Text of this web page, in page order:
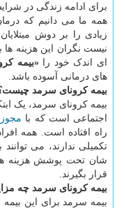
برای ادامه زندگی در
همه ما می دانیم که
نیست نگران این هزینه ها
ای اندک خود را «بیمه
های درمانی آسوده باشد.
بیمه کرونای سرمد
بیمه کرونای سرمد، یک
اجتماعی است که با مجوز
راه افتاده است. همه
تکمیلی ندارند، می
شان تحت پوشش هزینه
قرار بگیرند.
بیمه کرونای سرمد چه